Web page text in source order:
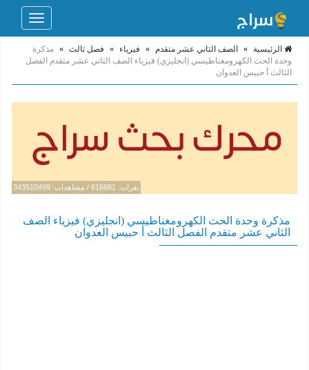
Toggle
الرئيسية » الصف الثاني عشر متقدم » فيزياء » فصل ثالث » مذكرة
وحدة الحث الكهرومغناطيسي (انجليزي) فيزياء الصف الثاني عشر متقدم الفصل
الثالث أ حبيس العدوان
نقرات: 616681 / مشاهدات: 343510499
مذكرة وحدة الحث الكهرومغناطيسي (انجليزي) فيزياء الصف
الثاني عشر متقدم الفصل الثالث أ حبيس العدوان